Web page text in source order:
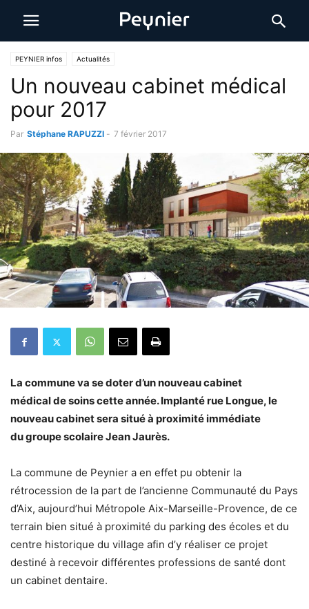
PEYNIER infos Actualités
Un nouveau cabinet médical
pour 2017
Par Stéphane RAPUZZI - 7 février 2017
La commune va se doter d’un nouveau cabinet
médicalde soins cette année. Implanté rue Longue, le
nouveau cabinet sera situé à proximité immédiate
du groupe scolaire Jean Jaurès.
La commune de Peynier a en effet pu obtenir la
rétrocession de la part de l’ancienne Communauté du Pays
d’Aix, aujourd’hui Métropole Aix-Marseille-Provence, de ce
terrain bien situé à proximité du parking des écoles et du
centre historique du village afin d’y réaliser ce projet
destiné à recevoir différentes professions de santé dont
un cabinet dentaire.